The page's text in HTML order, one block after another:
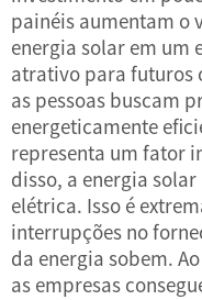
painéis aumentam o
energia solar em um
atrativo para futuros
as pessoas buscam
energeticamente
representa um fator
disso, a energia
elétrica. Isso é
interrupções no
da energia sobem.
as empresas